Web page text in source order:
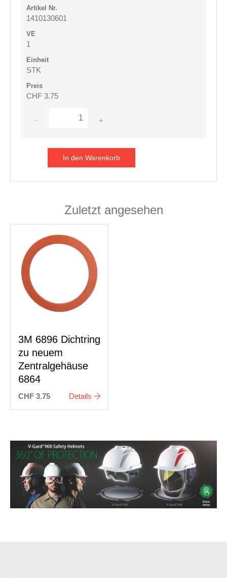
1410130601
1
STK
CHF 3.75
In den Warenkorb
Zuletzt angesehen
3M 6896 Dichtring
zu neuem
Zentralgehäuse
6864
CHF 3.75 Details